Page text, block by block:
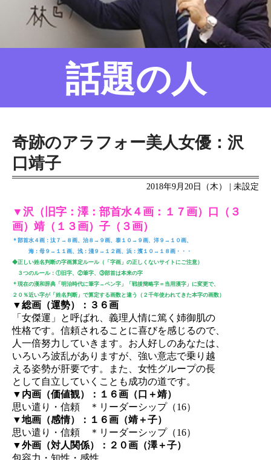
漢字の歴史
苗字100のルーツ
話題の人
奇跡のアラフォー美人女優：沢
口靖子
2018年9月20日（木） | 未設定
▼沢（旧字：澤：部首水４画：１７画）口（３
画）靖（１３画）子（３画）
＊部首水４画：汰７→８画、治８→９画、泰１０→９画、洋９→１０画、
海：母９→１１画、浅：淺９→１２画、浜：濱１０→１８画・・・
◆正しい姓名判断の字画算定ルール（「字画」の正しくないサイトにご注意）
３つのルール：①旧字、②筆字、③部首は本来の字
＊現在の漢和辞典「明治時代に筆字→ペン字」「戦後簡略字＝当用漢字」に変更で、
２０％近い字が「姓名判断」で算定する画数と違う（２千年使われてきた本字の画数）
▼総画（運勢）：３６画
「女傑運」と呼ばれ、義理人情に篤く姉御肌の
性格です。信頼されることに喜びを感じるので、
人一倍努力していきます。お人好しのあなたは、
いろいろ波乱がありますが、強い意志で乗り越
える姿勢が肝要です。また、女性グループの長
として自立していくことも成功の道です。
▼内画（価値観）：１６画（口＋靖）
思い遣り・信頼 ＊リーダーシップ（16）
▼地画（感情）：１６画（靖＋子）
思い遣り・信頼 ＊リーダーシップ（16）
▼外画（対人関係）：２０画（澤＋子）
包容力・知性・感性